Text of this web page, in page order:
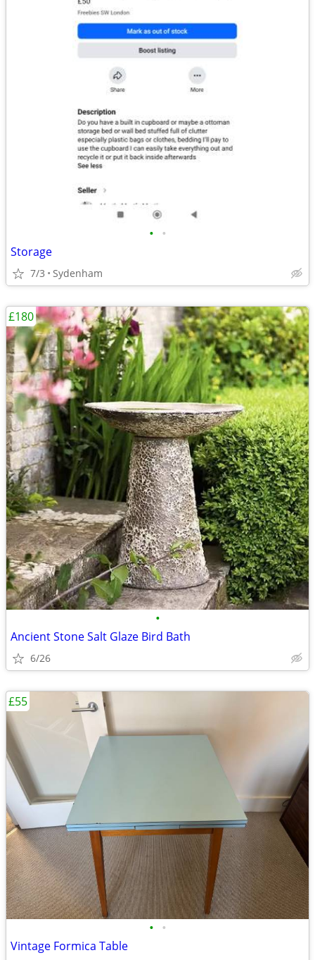
• •
Storage
7/3 Sydenham
•
Ancient Stone Salt Glaze Bird Bath
6/26
£180
• •
Vintage Formica Table
£55